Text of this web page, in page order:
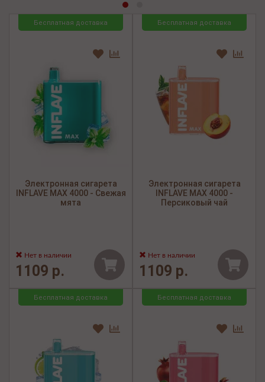
Бесплатная доставка
Электронная сигарета
INFLAVE MAX 4000 - Свежая
мята
Нет в наличии
1109 р.
Бесплатная доставка
Электронная сигарета
INFLAVE MAX 4000 -
Персиковый чай
Нет в наличии
1109 р.
Бесплатная доставка Бесплатная доставка